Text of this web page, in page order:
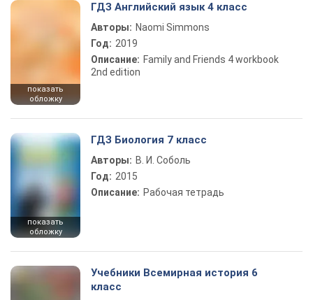
показать
обложку
ГДЗ Английский язык 4 класс
Авторы: Naomi Simmons
Год: 2019
Описание: Family and Friends 4 workbook
2nd edition
показать
обложку
ГДЗ Биология 7 класс
Авторы: В. И. Соболь
Год: 2015
Описание: Рабочая тетрадь
Учебники Всемирная история 6
класс